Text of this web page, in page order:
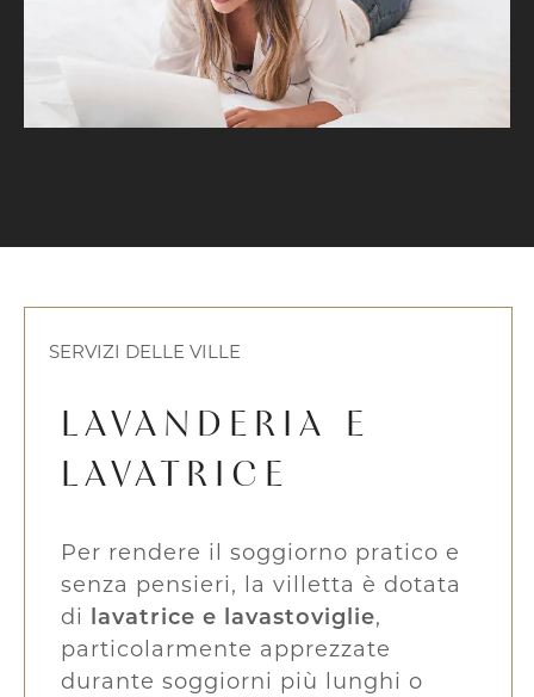
SERVIZI DELLE VILLE
LAVANDERIA E
LAVATRICE
Per rendere il soggiorno pratico e
senza pensieri, la villetta è dotata
di lavatrice e lavastoviglie,
particolarmente apprezzate
durante soggiorni più lunghi o